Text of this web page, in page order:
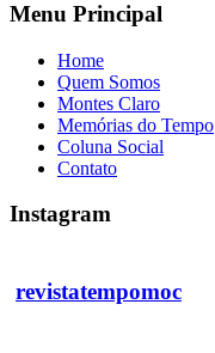
Menu Principal
Home
Quem Somos
Montes Claro
Memórias do Tempo
Coluna Social
Contato
Instagram
revistatempomoc